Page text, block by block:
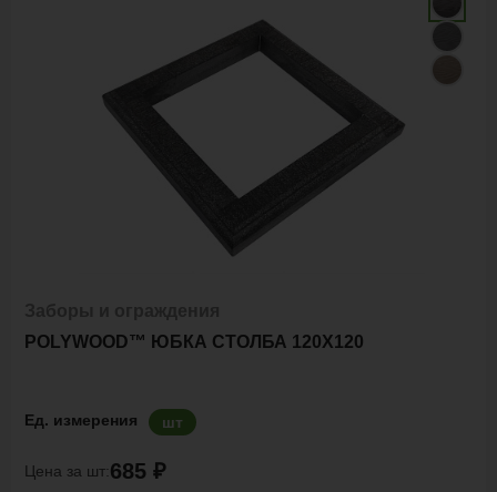
POLYWOOD™ ЮБКА СТОЛБА 120Х120
Ед. измерения шт
Цена за шт:685 ₽